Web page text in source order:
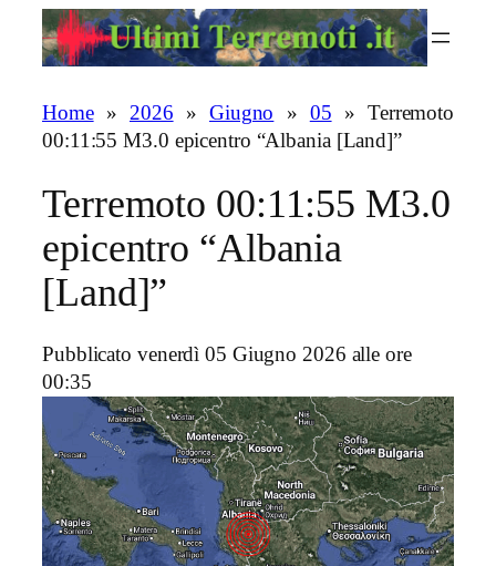
Home» 2026 » Giugno » 05 » Terremoto
00:11:55 M3.0 epicentro “Albania [Land]”
Terremoto 00:11:55 M3.0
epicentro “Albania
[Land]”
Pubblicato venerdì 05 Giugno 2026 alle ore
00:35